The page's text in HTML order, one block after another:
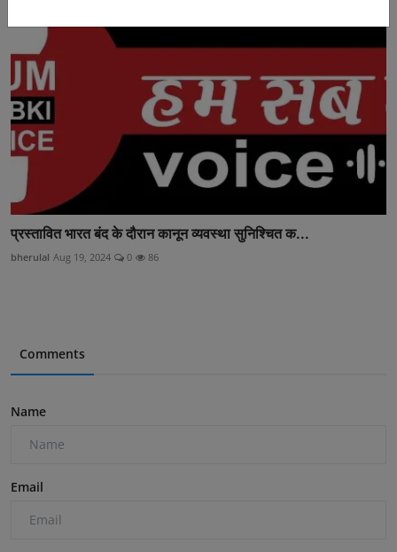
प्रस्तावित भारत बंद के दौरान कानून व्यवस्था सुनिश्चित क...
bherulal Aug 19, 2024 0 86
Comments
Name
Email